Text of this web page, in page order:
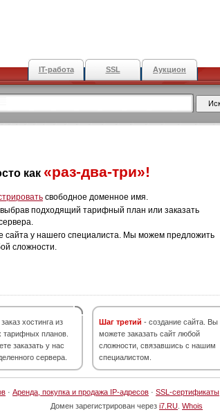
IT-работа SSL Аукцион
как «раз-два-три»!
свободное доменное имя.
выбрав подходящий тарифный план или заказать
сайта у нашего специалиста. Мы можем предложить
сложности.
хостинга из
тарифных планов.
заказать у нас
сервера.
Шаг третий - создание сайта. Вы
можете заказать сайт любой
сложности, связавшись с нашим
специалистом.
· Аренда, покупка и продажа IP-адресов · SSL-сертификаты
Домен зарегистрирован через i7.RU Whois